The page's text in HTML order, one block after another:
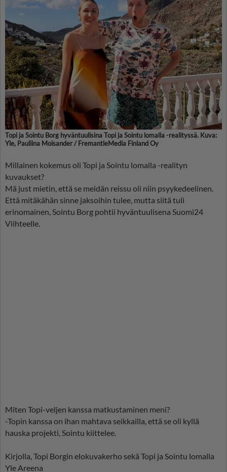
Topi ja Sointu Borg hyväntuulisina Topi ja Sointu lomalla -realityssä. Kuva:
Yle, Pauliina Moisander / FremantleMedia Finland Oy
Millainen kokemus oli Topi ja Sointu lomalla -realityn
kuvaukset?
Mä just mietin, että se meidän reissu oli niin psyykedeelinen.
Että mitäkähän sinne jaksoihin tulee, mutta siitä tuli
erinomainen, Sointu Borg pohtii hyväntuulisena Suomi24
Viihteelle.
Miten Topi-veljen kanssa matkustaminen meni?
-Topin kanssa on ihan mahtava seikkailla, että se oli kyllä
hauska projekti, Sointu kiittelee.
Kirjolla, Topi Borgin elokuvakerho sekä Topi ja Sointu lomalla
Yle Areena